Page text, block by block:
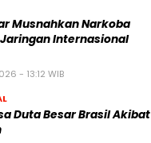
Musnahkan Narkoba
Jaringan Internasional
- 13:12 WIB
Duta Besar Brasil Akibat